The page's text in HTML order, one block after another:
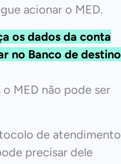
acionar o MED.
os dados da conta
no Banco de destino
MED não pode ser
de atendimento
precisar dele